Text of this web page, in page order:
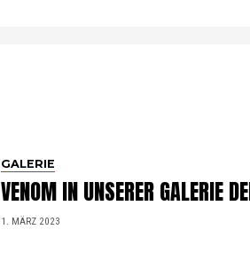
GALERIE
VENOM IN UNSERER GALERIE
1. MÄRZ 2023